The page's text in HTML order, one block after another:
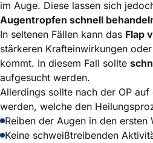
im Auge. Diese lassen sich
Augentropfen schnell
In seltenen Fällen kann das Flap
stärkeren Krafteinwirkungen
kommt. In diesem Fall sollte
aufgesucht werden.
Allerdings sollte nach der OP
werden, welche den
Reiben der Augen in den ersten
Keine schweißtreibenden